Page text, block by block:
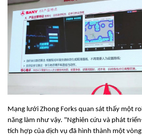
Mạng lưới Zhong Forks quan sát thấy một
năng làm như vậy. "Nghiên cứu và phát
tích hợp của dịch vụ đã hình thành một